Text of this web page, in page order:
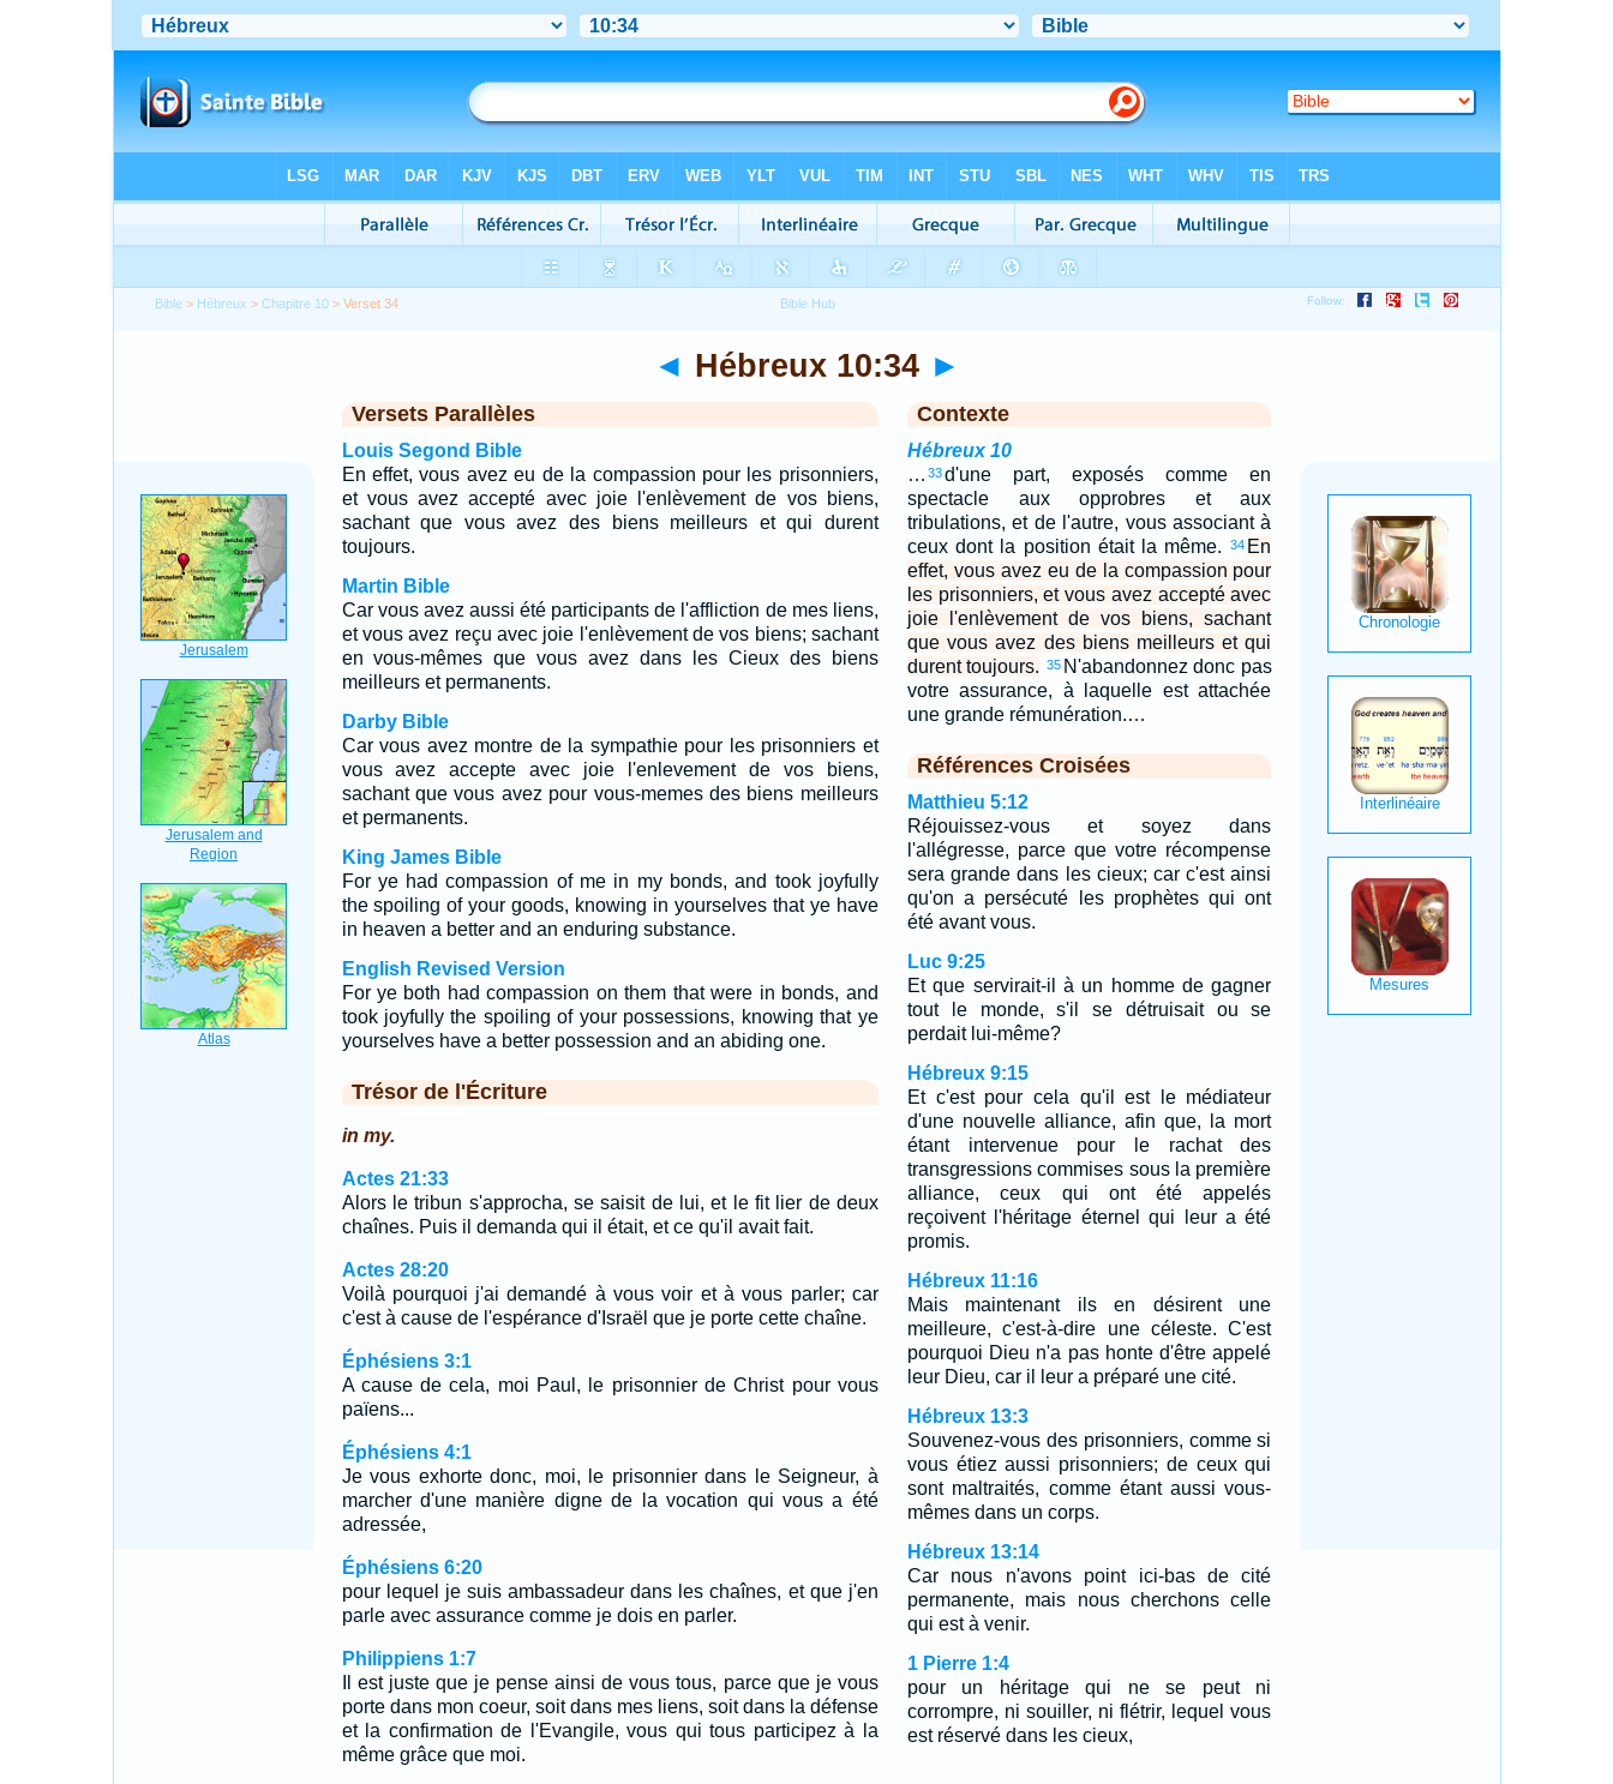
Bible > Hébreux >Chapitre 10 > Verset 34
◄ Hébreux 10:34 ►
Versets Parallèles
Louis Segond Bible
En effet, vous avez eu de la compassion pour les prisonniers,
et vous avez accepté avec joie l'enlèvement de vos biens,
sachant que vous avez des biens meilleurs et qui durent
toujours.
Martin Bible
Car vous avez aussi été participants de l'affliction de mes liens,
et vous avez reçu avec joie l'enlèvement de vos biens; sachant
en vous-mêmes que vous avez dans les Cieux des biens
meilleurs et permanents.
Darby Bible
Car vous avez montre de la sympathie pour les prisonniers et
vous avez accepte avec joie l'enlevement de vos biens,
sachant que vous avez pour vous-memes des biens meilleurs
et permanents.
King James Bible
For ye had compassion of me in my bonds, and took joyfully
the spoiling of your goods, knowing in yourselves that ye have
in heaven a better and an enduring substance.
English Revised Version
For ye both had compassion on them that were in bonds, and
took joyfully the spoiling of your possessions, knowing that ye
yourselves have a better possession and an abiding one.
Trésor de l'Écriture
in my.
Actes 21:33
Alors le tribun s'approcha, se saisit de lui, et le fit lier de deux
chaînes. Puis il demanda qui il était, et ce qu'il avait fait.
Actes 28:20
Voilà pourquoi j'ai demandé à vous voir et à vous parler; car
c'est à cause de l'espérance d'Israël que je porte cette chaîne.
Éphésiens 3:1
A cause de cela, moi Paul, le prisonnier de Christ pour vous
païens...
Éphésiens 4:1
Je vous exhorte donc, moi, le prisonnier dans le Seigneur, à
marcher d'une manière digne de la vocation qui vous a été
adressée,
Éphésiens 6:20
pour lequel je suis ambassadeur dans les chaînes, et que j'en
parle avec assurance comme je dois en parler.
Philippiens 1:7
Il est juste que je pense ainsi de vous tous, parce que je vous
porte dans mon coeur, soit dans mes liens, soit dans la défense
et la confirmation de l'Evangile, vous qui tous participez à la
même grâce que moi.
Contexte
Hébreux 10
… 33d'une part, exposés comme en
spectacle aux opprobres et aux
tribulations, et de l'autre, vous associant à
ceux dont la position était la même.
34 En
effet, vous avez eu de la compassion pour
les prisonniers, et vous avez accepté avec
joie l'enlèvement de vos biens, sachant
que vous avez des biens meilleurs et qui
durent toujours. 35 N'abandonnez donc pas
votre assurance, à laquelle est attachée
une grande rémunération.…
Références Croisées
Matthieu 5:12
Réjouissez-vous et soyez dans
l'allégresse, parce que votre récompense
sera grande dans les cieux; car c'est ainsi
qu'on a persécuté les prophètes qui ont
été avant vous.
Luc 9:25
Et que servirait-il à un homme de gagner
tout le monde, s'il se détruisait ou se
perdait lui-même?
Hébreux 9:15
Et c'est pour cela qu'il est le médiateur
d'une nouvelle alliance, afin que, la mort
étant intervenue pour le rachat des
transgressions commises sous la première
alliance, ceux qui ont été appelés
reçoivent l'héritage éternel qui leur a été
promis.
Hébreux 11:16
Mais maintenant ils en désirent une
meilleure, c'est-à-dire une céleste. C'est
pourquoi Dieu n'a pas honte d'être appelé
leur Dieu, car il leur a préparé une cité.
Hébreux 13:3
Souvenez-vous des prisonniers, comme si
vous étiez aussi prisonniers; de ceux qui
sont maltraités, comme étant aussi vous-
mêmes dans un corps.
Hébreux 13:14
Car nous n'avons point ici-bas de cité
permanente, mais nous cherchons celle
qui est à venir.
1 Pierre 1:4
pour un héritage qui ne se peut ni
corrompre, ni souiller, ni flétrir, lequel vous
est réservé dans les cieux,